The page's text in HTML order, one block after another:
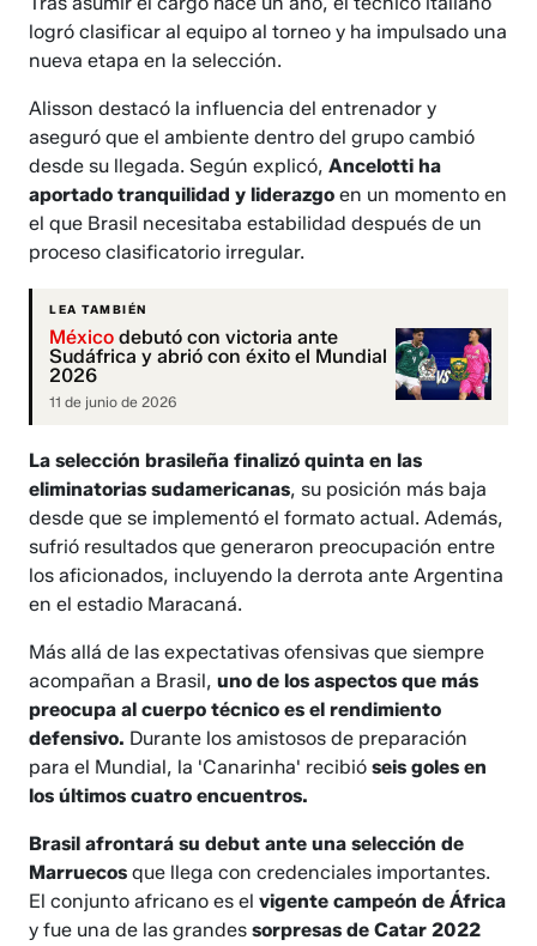
logró clasificar al equipo al torneo y ha impulsado una
nueva etapa en la selección.
Alisson destacó la influencia del entrenador y
aseguró que el ambiente dentro del grupo cambió
desde su llegada. Según explicó,Ancelotti ha
aportado tranquilidad y liderazgo en un momento en
el que Brasil necesitaba estabilidad después de un
proceso clasificatorio irregular.
LEA TAMBIÉN
México debutó con victoria ante
Sudáfrica y abrió con éxito el Mundial
2026
11 de junio de 2026
La selección brasileña finalizó quinta en las
eliminatorias sudamericanas, su posición más baja
desde que se implementó el formato actual. Además,
sufrió resultados que generaron preocupación entre
los aficionados, incluyendo la derrota ante Argentina
en el estadio Maracaná.
Más allá de las expectativas ofensivas que siempre
acompañan a Brasil,uno de los aspectos que más
preocupa al cuerpo técnico es el rendimiento
defensivo. Durante los amistosos de preparación
para el Mundial, la 'Canarinha' recibióseis goles en
los últimos cuatro encuentros.
Brasil afrontará su debut ante una selección de
Marruecos que llega con credenciales importantes.
El conjunto africano es elvigente campeón de África
y fue una de las grandes sorpresas de Catar 2022